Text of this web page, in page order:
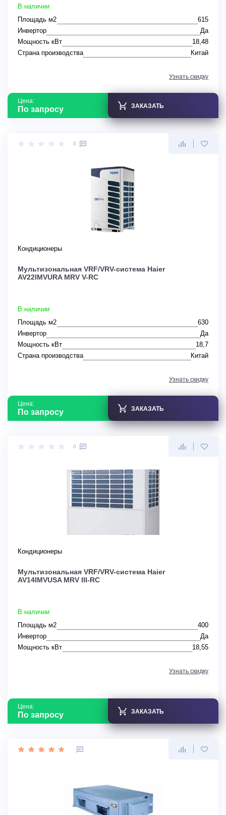
В наличии
Площадь м2
615
Инвертор
Да
Мощность кВт
18,48
Страна производства
Китай
Узнать скидку
Цена:
По запросу ЗАКАЗАТЬ
0
Кондиционеры
Мультизональная VRF/VRV-система Haier
AV22IMVURA MRV V-RC
В наличии
Площадь м2
630
Инвертор
Да
Мощность кВт
18,7
Страна производства
Китай
Узнать скидку
Цена:
По запросу ЗАКАЗАТЬ
0
Кондиционеры
Мультизональная VRF/VRV-система Haier
AV14IMVUSA MRV III-RC
В наличии
Площадь м2
400
Инвертор
Да
Мощность кВт
18,55
Узнать скидку
Цена:
По запросу ЗАКАЗАТЬ